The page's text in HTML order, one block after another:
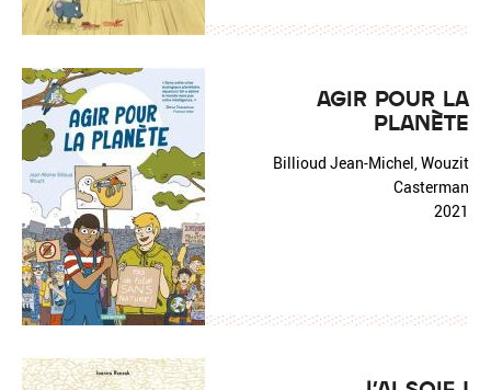
AGIR POUR LA
PLANÈTE
Billioud Jean-Michel, Wouzit
Casterman
2021